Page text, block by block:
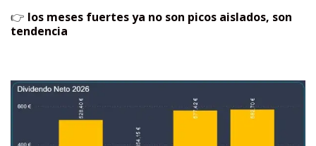
👉 los meses fuertes ya no son picos aislados, son
tendencia